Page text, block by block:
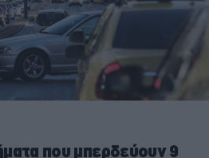
που μπερδεύουν 9